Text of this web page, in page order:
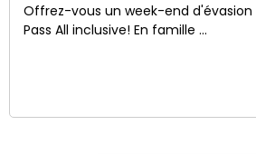
Offrez-vous un week-end d'évasion
Pass All inclusive! En famille ...